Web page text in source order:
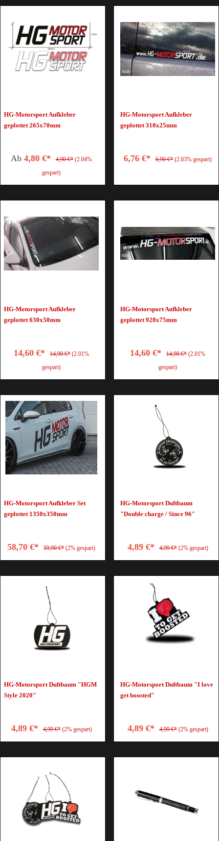
HG-Motorsport Aufkleber
geplottet 265x70mm
Ab 4,80 €* 4,90 €* (2.04%
gespart)
HG-Motorsport Aufkleber
geplottet 310x25mm
6,76 €* 6,90 €* (2.03% gespart)
HG-Motorsport Aufkleber
geplottet 630x50mm
14,60 €* 14,90 €* (2.01%
gespart)
HG-Motorsport Aufkleber
geplottet 928x75mm
14,60 €* 14,90 €* (2.01%
gespart)
HG-Motorsport Aufkleber Set
geplottet 1350x350mm
58,70 €* 59,90 €* (2% gespart)
HG-Motorsport Duftbaum
"Double charge / Since 96"
4,89 €* 4,99 €* (2% gespart)
HG-Motorsport Duftbaum "HGM
Style 2020"
4,89 €* 4,99 €* (2% gespart)
HG-Motorsport Duftbaum "I love
get boosted"
4,89 €* 4,99 €* (2% gespart)